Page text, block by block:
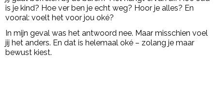
is je kind? Hoe ver ben je echt weg? Hoor je alles? En
vooral: voelt het voor jou oké?
In mijn geval was het antwoord nee. Maar misschien voel
jij het anders. En dat is helemaal oké – zolang je maar
bewust kiest.